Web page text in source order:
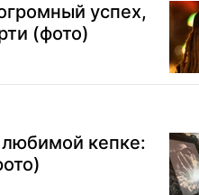
успех,
(фото)
кепке: